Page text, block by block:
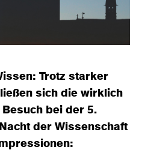
Trotz starker
sich die wirklich
bei der 5.
der Wissenschaft